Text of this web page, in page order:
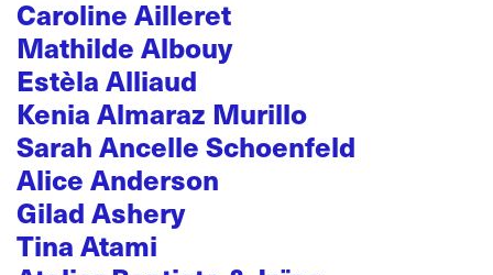
Caroline Ailleret
Mathilde Albouy
Estèla Alliaud
Kenia Almaraz Murillo
Sarah Ancelle Schoenfeld
Alice Anderson
Gilad Ashery
Tina Atami